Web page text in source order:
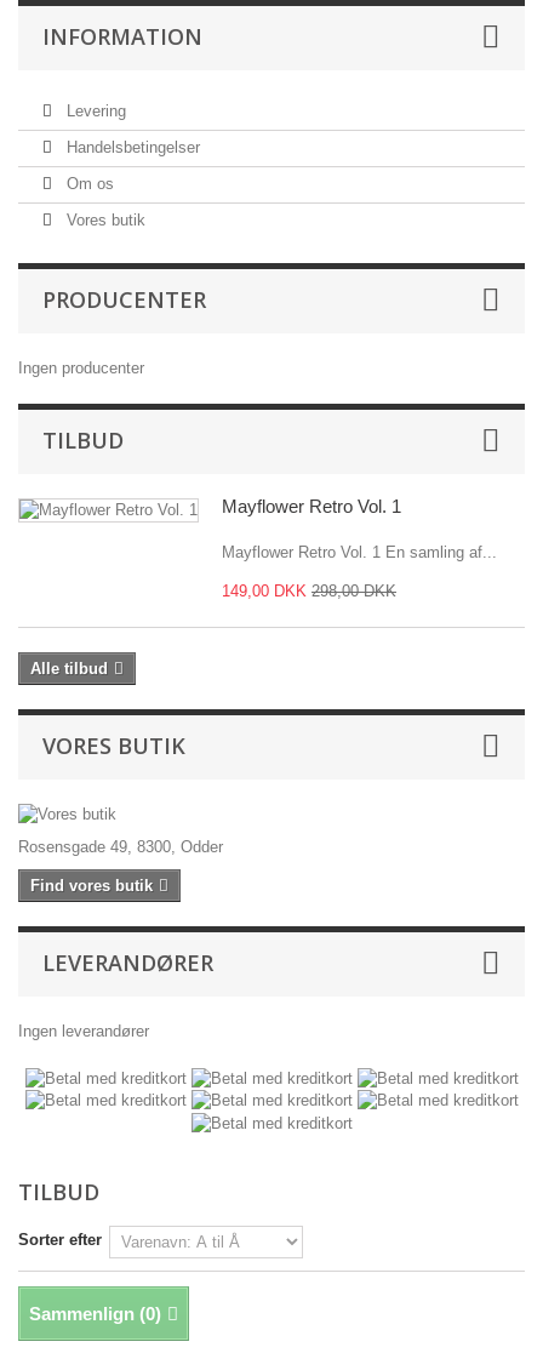
INFORMATION
Levering
Handelsbetingelser
Om os
Vores butik
PRODUCENTER
Ingen producenter
TILBUD
Mayflower Retro Vol. 1
Mayflower Retro Vol. 1 En samling af...
149,00 DKK 298,00 DKK
Alle tilbud
VORES BUTIK
Rosensgade 49, 8300, Odder
Find vores butik
LEVERANDØRER
Ingen leverandører
TILBUD
Sorter efter
Sammenlign (0)